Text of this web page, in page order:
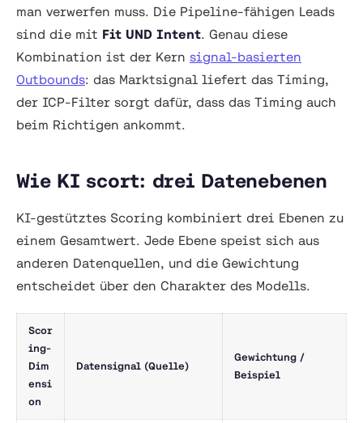
man verwerfen muss. Die Pipeline-fähigen Leads
sind die mit Fit UND Intent. Genau diese
Kombination ist der Kern signal-basierten
Outbounds: das Marktsignal liefert das Timing,
der ICP-Filter sorgt dafür, dass das Timing auch
beim Richtigen ankommt.
Wie KI scort: drei Datenebenen
KI-gestütztes Scoring kombiniert drei Ebenen zu
einem Gesamtwert. Jede Ebene speist sich aus
anderen Datenquellen, und die Gewichtung
entscheidet über den Charakter des Modells.
Scor
ing-
Dim
ensi
on
Datensignal (Quelle)
Gewichtung /
Beispiel